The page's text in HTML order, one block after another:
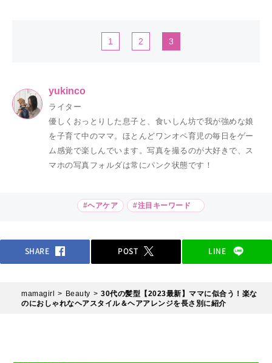
1 2 3
yukinco
ライター
優しくおっとりした息子と、食いしん坊で我が強めな娘
を子育て中のママ。ほとんどワンオペ育児の毎日をゲー
ム感覚で楽しんでいます。写真を撮るのが大好きで、ス
マホの写真フォルダは常にパンク状態です！
#ヘアケア #注目キーワード
SHARE POST LINE
mamagirl Beauty
30代の髪型【2023最新】ママに似合う！楽な
のにおしゃれなヘアスタイル＆ヘアアレンジを長さ別に紹介